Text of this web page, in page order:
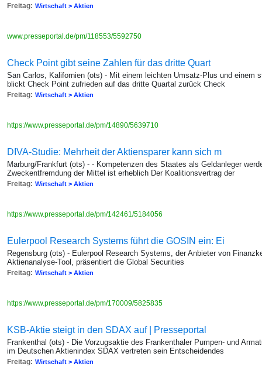
Freitag: Wirtschaft > Aktien
www.presseportal.de/pm/118553/5592750
Check Point gibt seine Zahlen für das dritte Quart
San Carlos, Kalifornien (ots) - Mit einem leichten Umsatz-Plus und einem
blickt Check Point zufrieden auf das dritte Quartal zurück Check
Freitag: Wirtschaft > Aktien
https://www.presseportal.de/pm/14890/5639710
DIVA-Studie: Mehrheit der Aktiensparer kann sich m
Marburg/Frankfurt (ots) - - Kompetenzen des Staates als Geldanleger
Zweckentfremdung der Mittel ist erheblich Der Koalitionsvertrag der
Freitag: Wirtschaft > Aktien
https://www.presseportal.de/pm/142461/5184056
Eulerpool Research Systems führt die GOSIN ein: Ei
Regensburg (ots) - Eulerpool Research Systems, der Anbieter von
Aktienanalyse-Tool, präsentiert die Global Securities
Freitag: Wirtschaft > Aktien
https://www.presseportal.de/pm/170009/5825835
KSB-Aktie steigt in den SDAX auf | Presseportal
Frankenthal (ots) - Die Vorzugsaktie des Frankenthaler Pumpen- und
im Deutschen Aktienindex SDAX vertreten sein Entscheidendes
Freitag: Wirtschaft > Aktien